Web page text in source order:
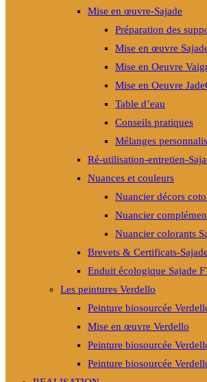
Mise en œuvre-Sajade
Préparation des
Mise en œuvre
Mise en Oeuvre
Mise en Oeuvre
Table d’eau
Conseils pratiques
Mélanges
Ré-utilisation-entretien-
Nuances et couleurs
Nuancier décors
Nuancier
Nuancier colorants
Brevets & Certificats-Sajade
Enduit écologique Sajade
Les peintures Verdello
Peinture biosourcée
Mise en œuvre Verdello
Peinture biosourcée
Peinture biosourcée